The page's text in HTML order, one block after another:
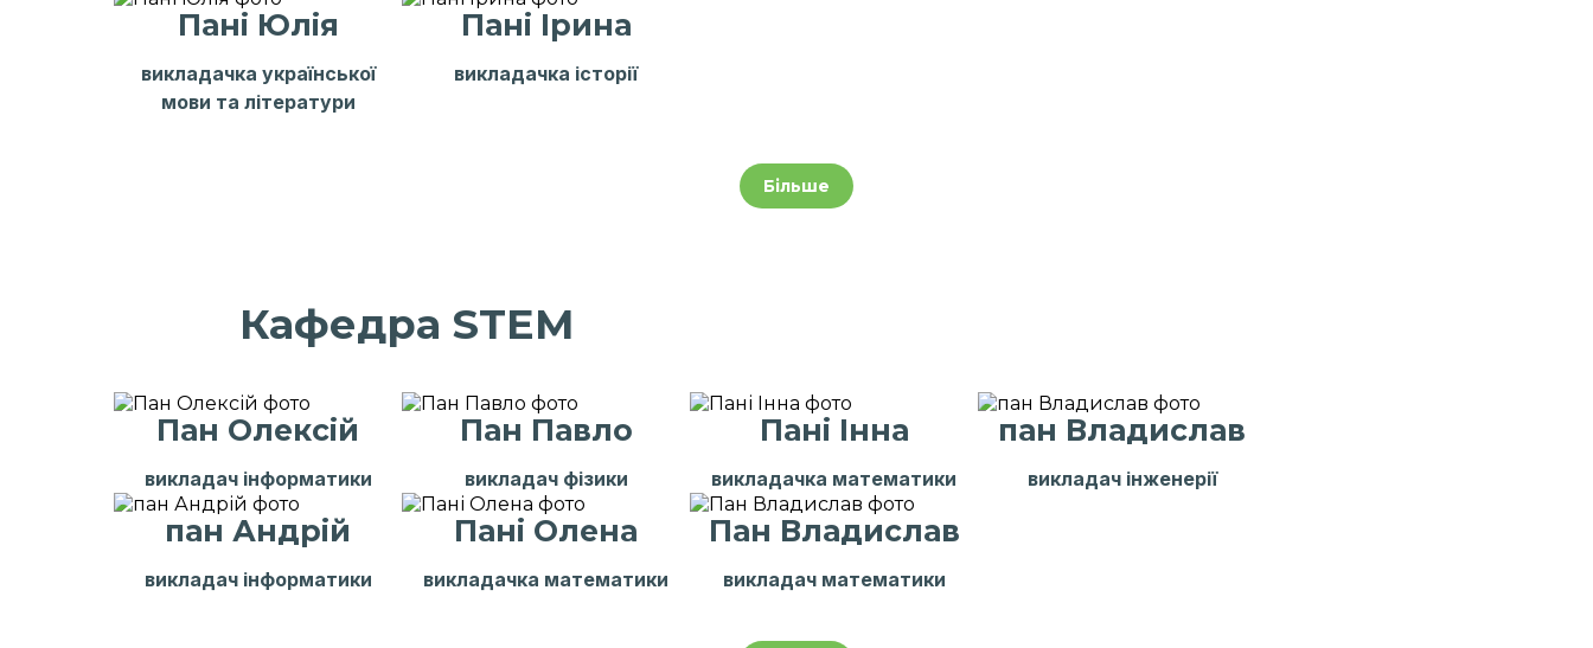
Пані Юлія
викладачка української
мови та літератури
Пані Ірина
викладачка історії
Більше
Кафедра STEM
Пан Олексій
викладач інформатики
Пан Павло
викладач фізики
Пані Інна
викладачка математики
пан Владислав
викладач інженерії
пан Андрій
викладач інформатики
Пані Олена
викладачка математики
Пан Владислав
викладач математики